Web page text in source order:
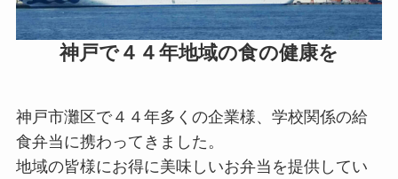
神戸で４４年地域の食の健康を
神戸市灘区で４４年多くの企業様、学校関係の給
食弁当に携わってきました。
地域の皆様にお得に美味しいお弁当を提供してい